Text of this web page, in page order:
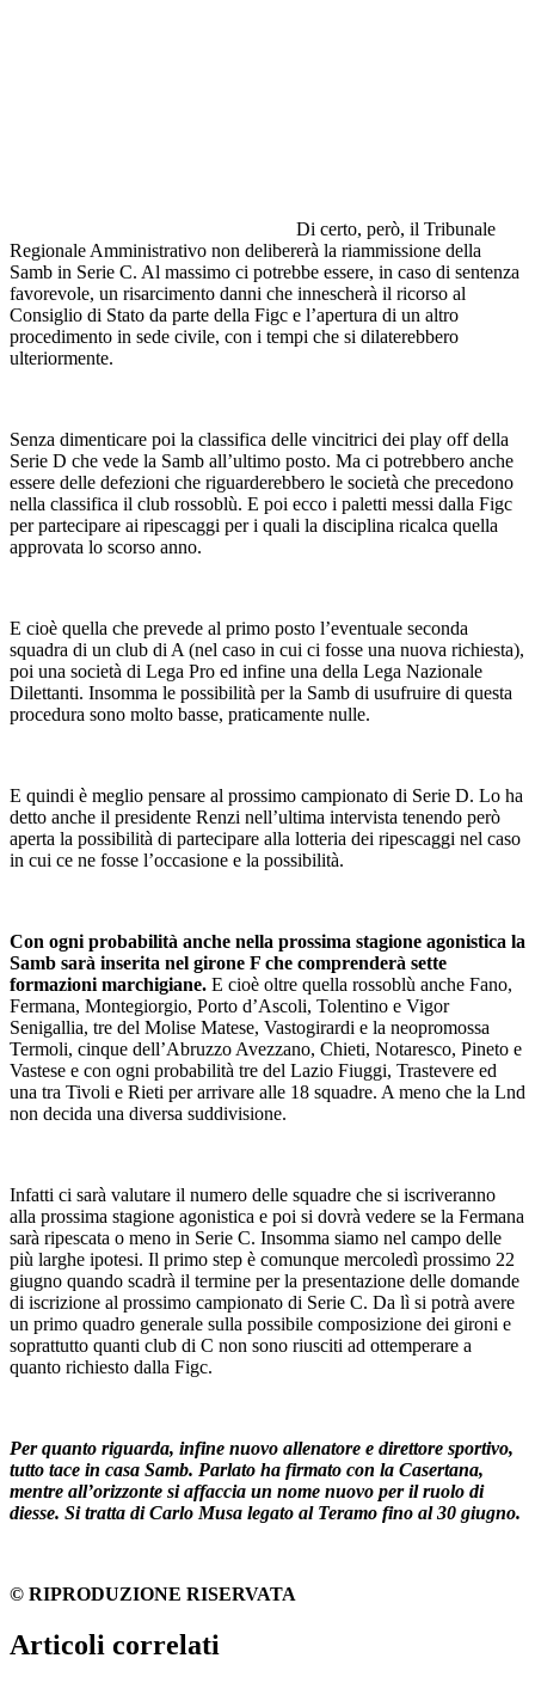
Di certo, però, il Tribunale
Regionale Amministrativo non delibererà la riammissione della
Samb in Serie C. Al massimo ci potrebbe essere, in caso di sentenza
favorevole, un risarcimento danni che innescherà il ricorso al
Consiglio di Stato da parte della Figc e l’apertura di un altro
procedimento in sede civile, con i tempi che si dilaterebbero
ulteriormente.
Senza dimenticare poi la classifica delle vincitrici dei play off della
Serie D che vede la Samb all’ultimo posto. Ma ci potrebbero anche
essere delle defezioni che riguarderebbero le società che precedono
nella classifica il club rossoblù. E poi ecco i paletti messi dalla Figc
per partecipare ai ripescaggi per i quali la disciplina ricalca quella
approvata lo scorso anno.
E cioè quella che prevede al primo posto l’eventuale seconda
squadra di un club di A (nel caso in cui ci fosse una nuova richiesta),
poi una società di Lega Pro ed infine una della Lega Nazionale
Dilettanti. Insomma le possibilità per la Samb di usufruire di questa
procedura sono molto basse, praticamente nulle.
E quindi è meglio pensare al prossimo campionato di Serie D. Lo ha
detto anche il presidente Renzi nell’ultima intervista tenendo però
aperta la possibilità di partecipare alla lotteria dei ripescaggi nel caso
in cui ce ne fosse l’occasione e la possibilità.
Con ogni probabilità anche nella prossima stagione agonistica la
Samb sarà inserita nel girone F che comprenderà sette
formazioni marchigiane. E cioè oltre quella rossoblù anche Fano,
Fermana, Montegiorgio, Porto d’Ascoli, Tolentino e Vigor
Senigallia, tre del Molise Matese, Vastogirardi e la neopromossa
Termoli, cinque dell’Abruzzo Avezzano, Chieti, Notaresco, Pineto e
Vastese e con ogni probabilità tre del Lazio Fiuggi, Trastevere ed
una tra Tivoli e Rieti per arrivare alle 18 squadre. A meno che la Lnd
non decida una diversa suddivisione.
Infatti ci sarà valutare il numero delle squadre che si iscriveranno
alla prossima stagione agonistica e poi si dovrà vedere se la Fermana
sarà ripescata o meno in Serie C. Insomma siamo nel campo delle
più larghe ipotesi. Il primo step è comunque mercoledì prossimo 22
giugno quando scadrà il termine per la presentazione delle domande
di iscrizione al prossimo campionato di Serie C. Da lì si potrà avere
un primo quadro generale sulla possibile composizione dei gironi e
soprattutto quanti club di C non sono riusciti ad ottemperare a
quanto richiesto dalla Figc.
Per quanto riguarda, infine nuovo allenatore e direttore sportivo,
tutto tace in casa Samb. Parlato ha firmato con la Casertana,
mentre all’orizzonte si affaccia un nome nuovo per il ruolo di
diesse. Si tratta di Carlo Musa legato al Teramo fino al 30 giugno.
© RIPRODUZIONE RISERVATA
Articoli correlati